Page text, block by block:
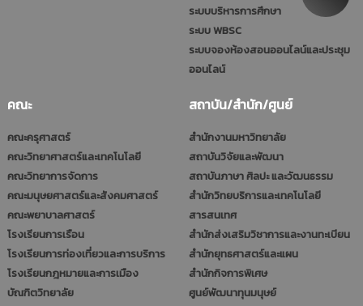
ระบบบริหารการศึกษา
ระบบ WBSC
ระบบจองห้องสอนออนไลน์และประชุม
ออนไลน์
คณะ
คณะครุศาสตร์
คณะวิทยาศาสตร์และเทคโนโลยี
คณะวิทยาการจัดการ
คณะมนุษยศาสตร์และสังคมศาสตร์
คณะพยาบาลศาสตร์
โรงเรียนการเรือน
โรงเรียนการท่องเที่ยวและการบริการ
โรงเรียนกฎหมายและการเมือง
บัณฑิตวิทยาลัย
สถาบัน/สำนัก/ศูนย์
สำนักงานมหาวิทยาลัย
สถาบันวิจัยและพัฒนา
สถาบันภาษา ศิลปะ และวัฒนธรรม
สำนักวิทยบริการและเทคโนโลยี
สารสนเทศ
สำนักส่งเสริมวิชาการและงานทะเบียน
สำนักยุทธศาสตร์และแผน
สำนักกิจการพิเศษ
ศูนย์พัฒนาทุนมนุษย์